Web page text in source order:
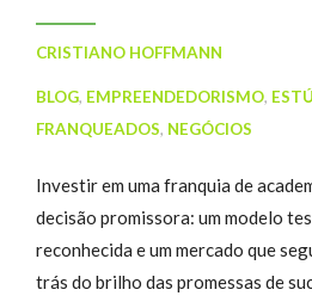
CRISTIANO HOFFMANN
BLOG, EMPREENDEDORISMO,
FRANQUEADOS, NEGÓCIOS
Investir em uma franquia de
decisão promissora: um modelo
reconhecida e um mercado que
trás do brilho das promessas de